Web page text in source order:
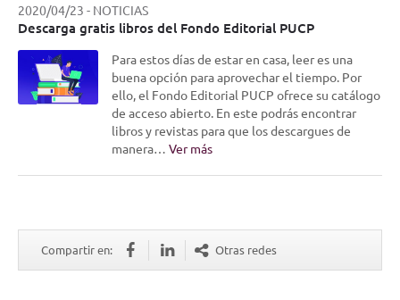
2020/04/23 - NOTICIAS
Descarga gratis libros del Fondo Editorial PUCP
Para estos días de estar en casa, leer es una
buena opción para aprovechar el tiempo. Por
ello, el Fondo Editorial PUCP ofrece su catálogo
de acceso abierto. En este podrás encontrar
libros y revistas para que los descargues de
manera… Ver más
Compartir en: Otras redes